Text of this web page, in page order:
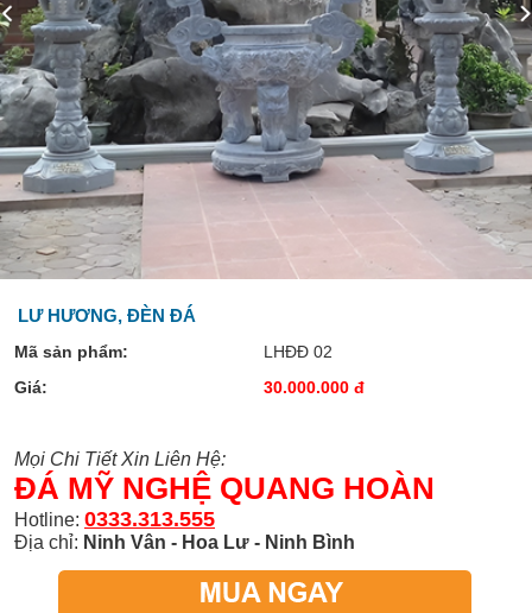
LƯ HƯƠNG, ĐÈN ĐÁ
Mã sản phẩm:
LHĐĐ 02
Giá:
30.000.000 đ
Mọi Chi Tiết Xin Liên Hệ:
ĐÁ MỸ NGHỆ QUANG HOÀN
Hotline: 0333.313.555
Địa chỉ: Ninh Vân - Hoa Lư - Ninh Bình